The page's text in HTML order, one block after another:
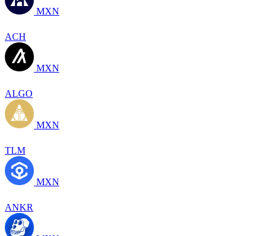
MXN
ACH
MXN
ALGO
MXN
TLM
MXN
ANKR